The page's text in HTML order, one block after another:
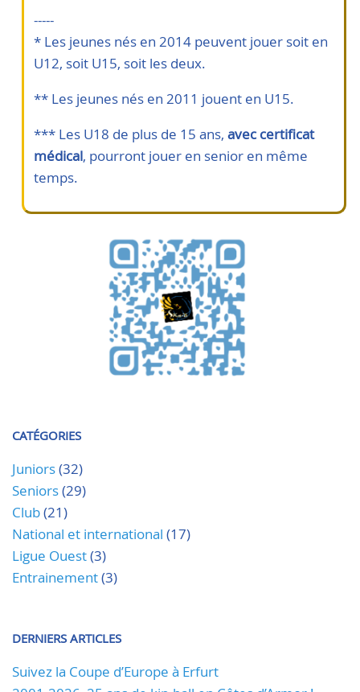
-----
* Les jeunes nés en 2014 peuvent jouer soit en
U12, soit U15, soit les deux.
** Les jeunes nés en 2011 jouent en U15.
*** Les U18 de plus de 15 ans, avec certificat
médical, pourront jouer en senior en même
temps.
CATÉGORIES
Juniors(32)
Seniors(29)
Club(21)
National et international (17)
Ligue Ouest(3)
Entrainement(3)
DERNIERS ARTICLES
Suivez la Coupe d’Europe à Erfurt